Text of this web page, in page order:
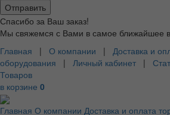
Спасибо за Ваш заказ!
Мы свяжемся с Вами в самое ближайшее
Главная | О компании | Доставка и
оборудования | Личный кабинет |
Товаров
в корзине 0
Главная О компании Доставка и оплата